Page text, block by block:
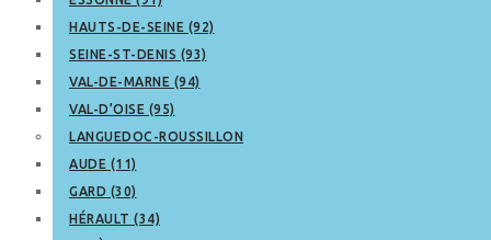
HAUTS-DE-SEINE (92)
SEINE-ST-DENIS (93)
VAL-DE-MARNE (94)
VAL-D’OISE (95)
LANGUEDOC-ROUSSILLON
AUDE (11)
GARD (30)
HÉRAULT (34)